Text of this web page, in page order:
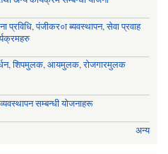
प्रविधि, पंजीकर०ा ब्यवस्थापन, सेवा प्रवाह
शिपमुलक, आयमुलक, रोजगारमुलक
सम्बन्धी योजनाहरू
अन्य